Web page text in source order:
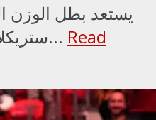
يستعد بطل الوزن
ستريكلاند، للعودة إلى الأضواء... Read